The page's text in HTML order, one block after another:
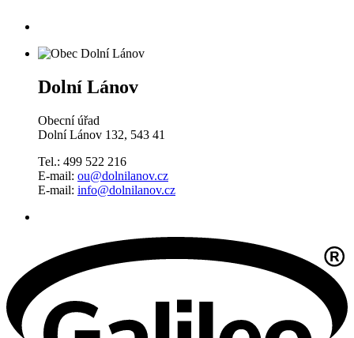
Dolní Lánov
Obecní úřad
Dolní Lánov 132, 543 41
Tel.: 499 522 216
E-mail: ou@dolnilanov.cz
E-mail: info@dolnilanov.cz